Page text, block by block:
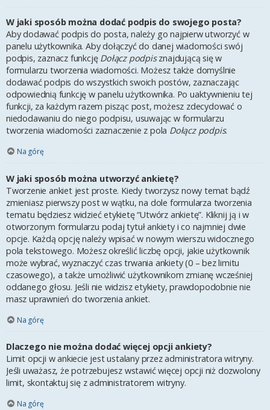
W jaki sposób można dodać podpis do swojego posta?
Aby dodawać podpis do posta, należy go najpierw utworzyć w
panelu użytkownika. Aby dołączyć do danej wiadomości swój
podpis, zaznacz funkcję Dołącz podpisznajdującą się w
formularzu tworzenia wiadomości. Możesz także domyślnie
dodawać podpis do wszystkich swoich postów, zaznaczając
odpowiednią funkcję w panelu użytkownika. Po uaktywnieniu tej
funkcji, za każdym razem pisząc post, możesz zdecydować o
niedodawaniu do niego podpisu, usuwając w formularzu
tworzenia wiadomości zaznaczenie z pola Dołącz podpis.
Na górę
W jaki sposób można utworzyć ankietę?
Tworzenie ankiet jest proste. Kiedy tworzysz nowy temat bądź
zmieniasz pierwszy post w wątku, na dole formularza tworzenia
tematu będziesz widzieć etykietę “Utwórz ankietę”. Kliknij ją i w
otworzonym formularzu podaj tytuł ankiety i co najmniej dwie
opcje. Każdą opcję należy wpisać w nowym wierszu widocznego
pola tekstowego. Możesz określić liczbę opcji, jakie użytkownik
może wybrać, wyznaczyć czas trwania ankiety (0 – bez limitu
czasowego), a także umożliwić użytkownikom zmianę wcześniej
oddanego głosu. Jeśli nie widzisz etykiety, prawdopodobnie nie
masz uprawnień do tworzenia ankiet.
Na górę
Dlaczego nie można dodać więcej opcji ankiety?
Limit opcji w ankiecie jest ustalany przez administratora witryny.
Jeśli uważasz, że potrzebujesz wstawić więcej opcji niż dozwolony
limit, skontaktuj się z administratorem witryny.
Na górę